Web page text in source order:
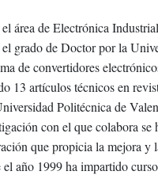
área de Electrónica
grado de Doctor por la
de convertidores
13 artículos técnicos en
Politécnica de
con el que colabora se
que propicia la mejora y
año 1999 ha impartido